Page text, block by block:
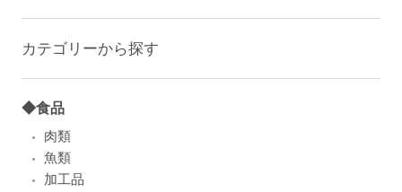
カテゴリーから探す
◆食品
肉類
魚類
加工品